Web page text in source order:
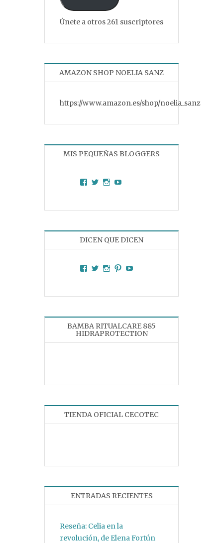
Únete a otros 261 suscriptores
AMAZON SHOP NOELIA SANZ
https://www.amazon.es/shop/noelia_sanz
MIS PEQUEÑAS BLOGGERS
Facebook
TwitterInstagram
DICEN QUE DICEN
Facebook
TwitterInstagram
Pinterest
BAMBA RITUALCARE 885
HIDRAPROTECTION
TIENDA OFICIAL CECOTEC
ENTRADAS RECIENTES
Reseña: Celia en la
revolución, de Elena Fortún